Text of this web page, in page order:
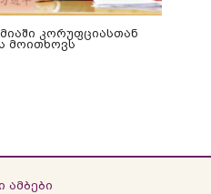
კორუფციასთან
მოითხოვს
ამბები